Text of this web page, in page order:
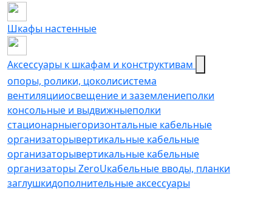
Шкафы настенные
Аксессуары к шкафам и конструктивам
опоры, ролики, цоколиcистема
вентиляцииосвещение и заземлениеполки
консольные и выдвижныеполки
стационарныегоризонтальные кабельные
организаторывертикальные кабельные
организаторывертикальные кабельные
организаторы ZeroUкабельные вводы, планки
заглушкидополнительные аксессуары